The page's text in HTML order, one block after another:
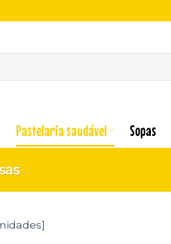
Pastelaria saudável Sopas